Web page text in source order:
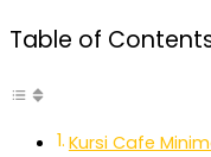
Table of
Kursi Cafe